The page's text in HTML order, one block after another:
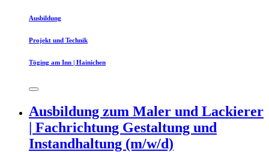
Ausbildung
Projekt und Technik
Töging am Inn | Hainichen
Ausbildung zum Maler und Lackierer
| Fachrichtung Gestaltung und
Instandhaltung (m/w/d)